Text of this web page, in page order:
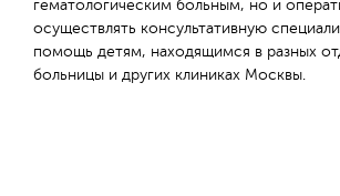
гематологическим больным, но и
осуществлять консультативную
помощь детям, находящимся в разных
больницы и других клиниках Москвы.